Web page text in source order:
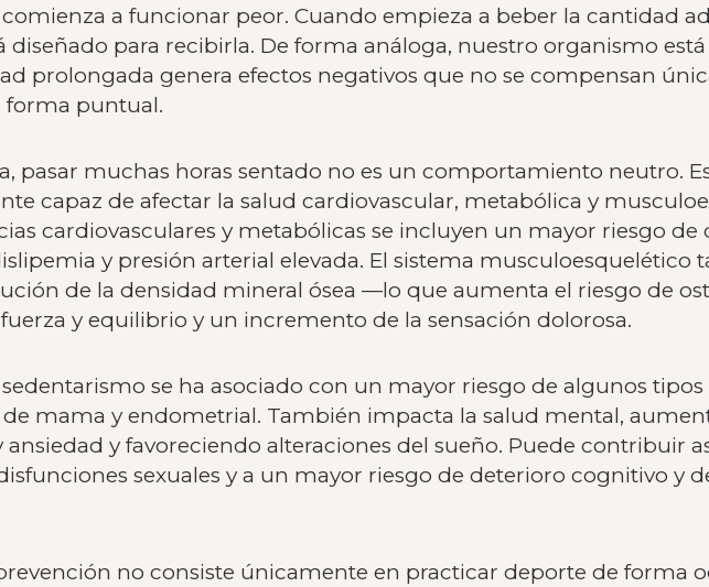
a funcionar peor. Cuando empieza a beber la cantidad
diseñado para recibirla. De forma análoga, nuestro organismo
prolongada genera efectos negativos que no se compensan
forma puntual.
pasar muchas horas sentado no es un comportamiento neutro.
capaz de afectar la salud cardiovascular, metabólica y
cardiovasculares y metabólicas se incluyen un mayor riesgo de
y presión arterial elevada. El sistema musculoesquelético
de la densidad mineral ósea —lo que aumenta el riesgo de
y equilibrio y un incremento de la sensación dolorosa.
se ha asociado con un mayor riesgo de algunos
mama y endometrial. También impacta la salud mental,
ansiedad y favoreciendo alteraciones del sueño. Puede contribuir
sexuales y a un mayor riesgo de deterioro cognitivo y
no consiste únicamente en practicar deporte de forma